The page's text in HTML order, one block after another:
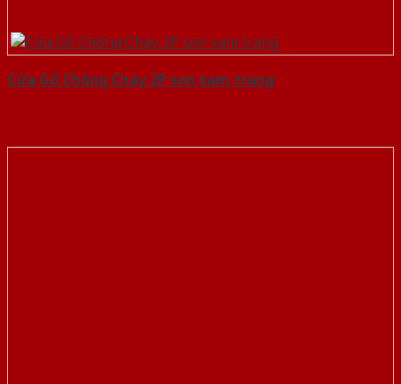
Cửa Gỗ Chống Cháy 2P son xam trang